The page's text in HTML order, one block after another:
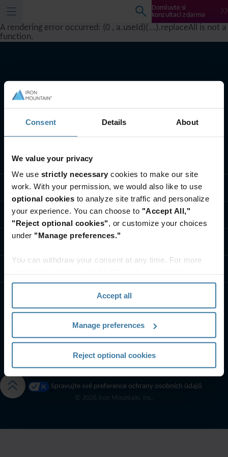
Consent Details About
We value your privacy
We use strictly necessary cookies to make our site
work. With your permission, we would also like to use
optional cookies to analyze site traffic and personalize
your experience. You can choose to "Accept All,"
"Reject optional cookies", or customize your choices
under "Manage preferences."
You can withdraw your consent at any time. For more
section" of ourPrivacy Policy.
Accept all
Manage preferences
Reject optional cookies
Domluvte si
konzultaci zdarma
A rendering error occurred: (0 , a.useId)(...).replaceAll is not a
function.
Sledovat
Řešení pro odvětví
Kdo jsme
Kontaktujte nás
Podmínky používání webových stránek
Spravujte své preference ochrany osobních údajů
© 2026 Iron Mountain, Inc.